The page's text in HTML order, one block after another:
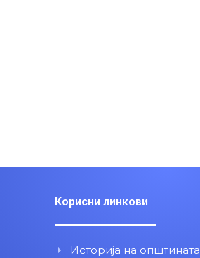
Корисни линкови
Историја на општината